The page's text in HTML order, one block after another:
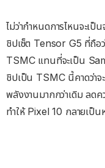
ไม่ว่ากำหนดการไหนจะเ
ชิปเซ็ต Tensor G5 ที่ถือ
TSMC แทนที่จะเป็น
ชิปเป็น TSMC นี้คาดว่าจ
พลังงานมากกว่าเดิม ลด
ทำให้ Pixel 10 กลายเป็